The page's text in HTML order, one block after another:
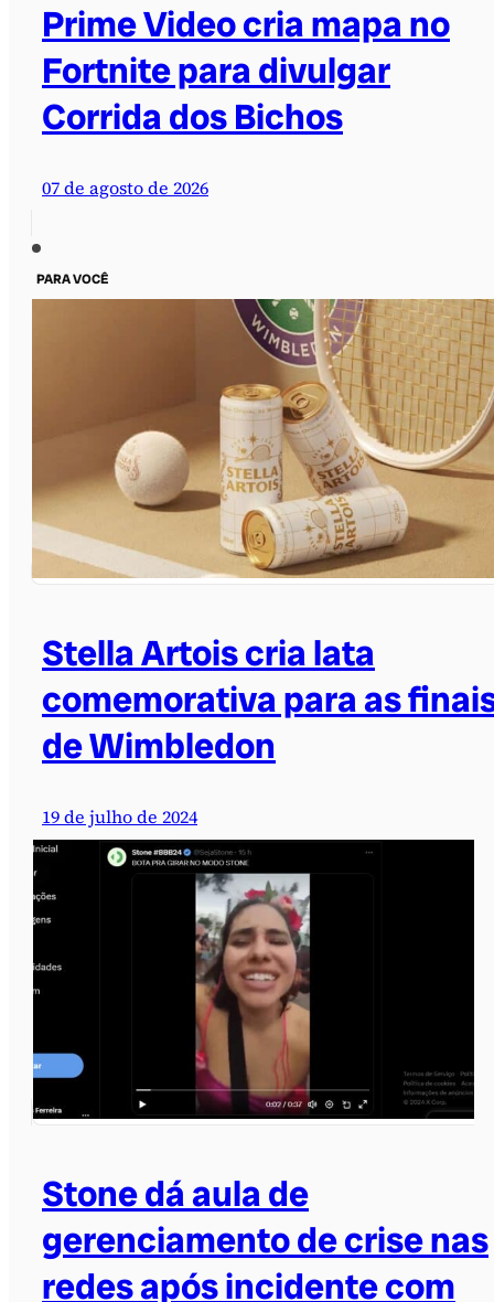
Prime Video cria mapa no
Fortnite para divulgar
Corrida dos Bichos
07 de agosto de 2026
PARA VOCÊ
Stella Artois cria lata
comemorativa para as
de Wimbledon
19 de julho de 2024
Stone dá aula de
gerenciamento de crise nas
redes após incidente com